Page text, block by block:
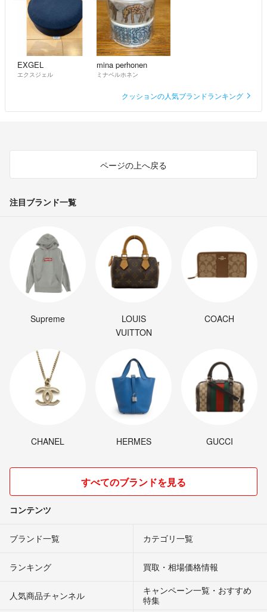
EXGEL
エクスジェル
mina perhonen
ミナペルホネン
クッションの人気ブランドランキング
ページの上へ戻る
注目ブランド一覧
Supreme
LOUIS
VUITTON
COACH
CHANEL HERMES GUCCI
すべてのブランドを見る
コンテンツ
ブランド一覧 カテゴリ一覧
ランキング 買取・相場価格情報
人気商品チャンネル
キャンペーン一覧・おすすめ
特集